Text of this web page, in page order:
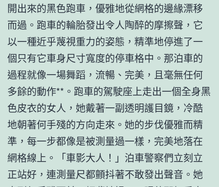
開出來的黑色跑車，優雅地從網格的邊緣漂移
而過。跑車的輪胎發出令人陶醉的摩擦聲，它
以一種近乎蔑視重力的姿態，精準地停進了一
個只有它車身尺寸寬度的停車格中。那泊車的
過程就像一場舞蹈，流暢、完美，且毫無任何
多餘的動作**。跑車的駕駛座上走出一個全身黑
色皮衣的女人，她戴著一副透明護目鏡，冷酷
地朝著何手殘的方向走來。她的步伐優雅而精
準，每一步都像是被測量過一樣，完美地落在
網格線上。「車影大人！」泊車警察們立刻立
正站好，連測量尺都顫抖著不敢發出聲音。她